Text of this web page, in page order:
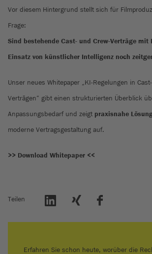
Vor diesem Hintergrund stellt sich für
Frage:
Sind bestehende Cast- und Crew-Verträge mit
Einsatz von künstlicher Intelligenz noch
Unser neues Whitepaper „KI-Regelungen in
Verträgen“ gibt einen strukturierten Überblick
Anpassungsbedarf und zeigt praxisnahe
moderne Vertragsgestaltung auf.
>> Download Whitepaper <<
Teilen
Erfahren Sie schon heute, worüber die